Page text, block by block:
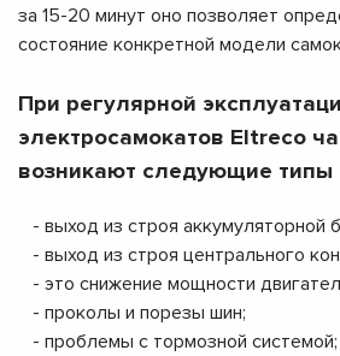
за 15-20 минут оно позволяет
состояние конкретной модели
При регулярной
электросамокатов Eltreco
возникают следующие типы
- выход из строя аккумуляторной
- выход из строя центрального
- это снижение мощности
- проколы и порезы шин;
- проблемы с тормозной системой;